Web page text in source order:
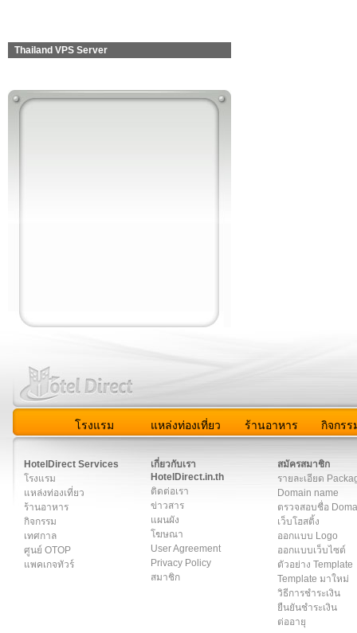
Thailand VPS Server
โรงแรม แหล่งท่องเที่ยว ร้านอาหาร กิจกรร
HotelDirect Services
โรงแรม
แหล่งท่องเที่ยว
ร้านอาหาร
กิจกรรม
เทศกาล
ศูนย์ OTOP
แพคเกจทัวร์
เกี่ยวกับเรา
HotelDirect.in.th
ติดต่อเรา
ข่าวสาร
แผนผัง
โฆษณา
User Agreement
Privacy Policy
สมาชิก
สมัครสมาชิก
รายละเอียด
Domain name
ตรวจสอบชื่อ
เว็บโฮสติ้ง
ออกแบบ Logo
ออกแบบเว็บไซต์
ตัวอย่าง Template
Template มาใหม่
วิธีการชำระเงิน
ยืนยันชำระเงิน
ต่ออายุ